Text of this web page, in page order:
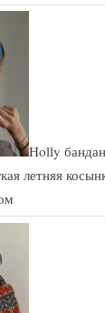
Holly
летняя